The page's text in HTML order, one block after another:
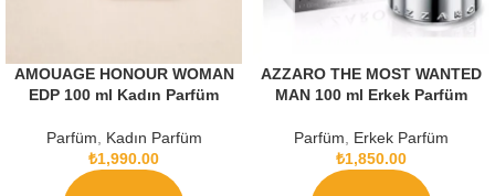
AMOUAGE HONOUR WOMAN
EDP 100 ml Kadın Parfüm
Parfüm
Kadın Parfüm
₺1,990.00
AZZARO THE MOST WANTED
MAN 100 ml Erkek Parfüm
Parfüm
Erkek Parfüm
₺1,850.00